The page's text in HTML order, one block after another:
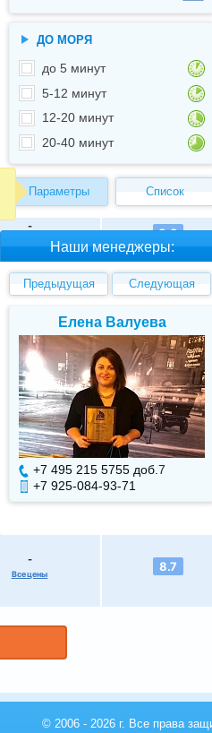
ДО МОРЯ
до 5 минут
5-12 минут
12-20 минут
20-40 минут
Параметры Список
Наши менеджеры:
Предыдущая Следующая
Елена Валуева
+7 495 215 5755 доб. 7
+7 925-084-93-71
-
Все цены
- 8.8
8.8
-
Все цены
8.73
-
Все цены
-
Все цены
8.7
© 2006 - 2026 г. Все права